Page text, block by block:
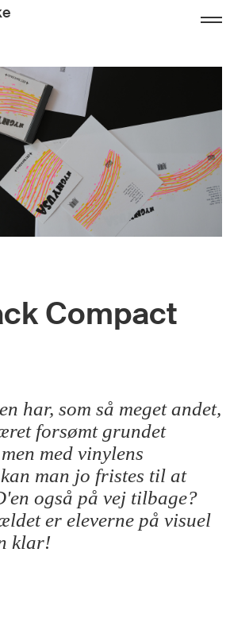
Compact
har, som så meget andet,
forsømt grundet
med vinylens
man jo fristes til at
også på vej tilbage?
er eleverne på visuel
klar!